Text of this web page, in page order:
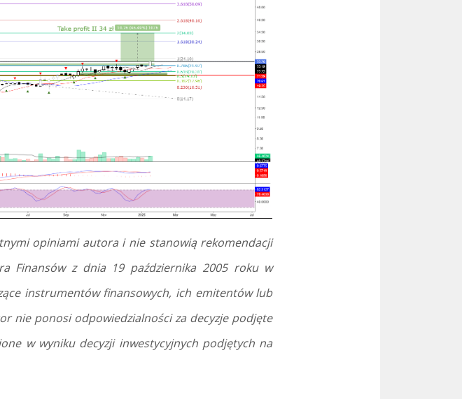
opiniami autora i nie stanowią rekomendacji
Finansów z dnia 19 października 2005 roku w
instrumentów finansowych, ich emitentów lub
nie ponosi odpowiedzialności za decyzje podjęte
w wyniku decyzji inwestycyjnych podjętych na